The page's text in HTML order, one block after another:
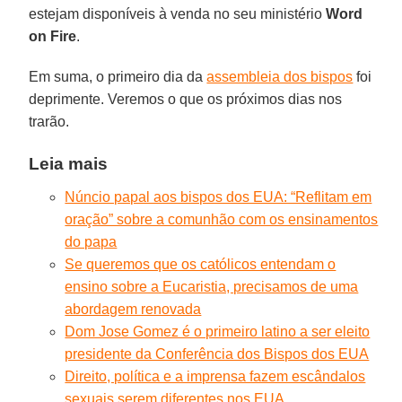
estejam disponíveis à venda no seu ministérioWord
on Fire.
Em suma, o primeiro dia daassembleia dos bispos foi
deprimente. Veremos o que os próximos dias nos
trarão.
Leia mais
Núncio papal aos bispos dos EUA: “Reflitam em
oração” sobre a comunhão com os ensinamentos
do papa
Se queremos que os católicos entendam o
ensino sobre a Eucaristia, precisamos de uma
abordagem renovada
Dom Jose Gomez é o primeiro latino a ser eleito
presidente da Conferência dos Bispos dos EUA
Direito, política e a imprensa fazem escândalos
sexuais serem diferentes nos EUA